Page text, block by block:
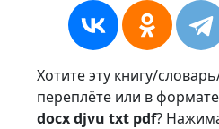
Хотите эту книгу/
переплёте или в формате
docxdjvu txt pdf?